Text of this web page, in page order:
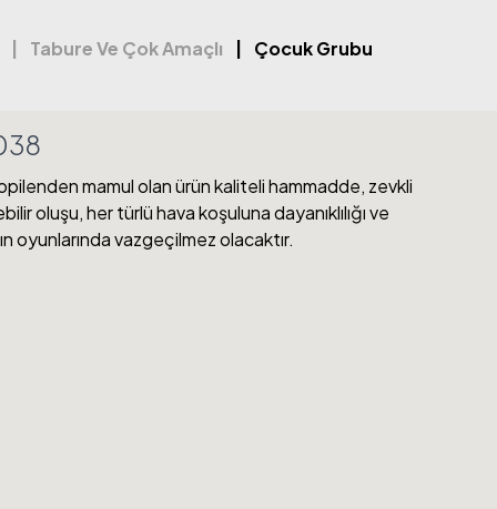
Tabure Ve Çok Amaçlı Çocuk Grubu
mamul olan ürün kaliteli hammadde, zevkli
oluşu, her türlü hava koşuluna dayanıklılığı ve
oyunlarında vazgeçilmez olacaktır.